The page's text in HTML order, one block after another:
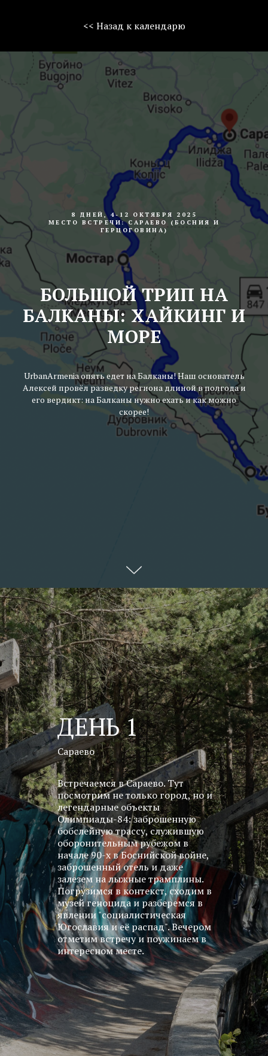
<< Назад к календарю
8 ДНЕЙ, 4-12 ОКТЯБРЯ 2025
МЕСТО ВСТРЕЧИ: САРАЕВО (БОСНИЯ И
ГЕРЦОГОВИНА)
БОЛЬШОЙ ТРИП НА
БАЛКАНЫ: ХАЙКИНГ И
МОРЕ
UrbanArmenia опять едет на Балканы! Наш основатель
Алексей провёл разведку региона длиной в полгода и
его вердикт: на Балканы нужно ехать и как можно
скорее!
ДЕНЬ 1
Встречаемся в Cараево. Тут
посмотрим не только город, но и
легендарные объекты
Олимпиады-84: заброшенную
бобслейную трассу, служившую
оборонительным рубежом в
начале 90-х в Боснийской войне,
заброшенный отель и даже
залезем на лыжные трамплины.
Погрузимся в контекст, сходим в
музей геноцида и разберемся в
явлении "cоциалистическая
Югославия и её распад". Вечером
отметим встречу и поужинаем в
интересном месте.
Сараево